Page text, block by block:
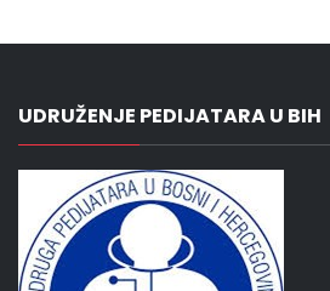
UDRUŽENJE PEDIJATARA U BIH